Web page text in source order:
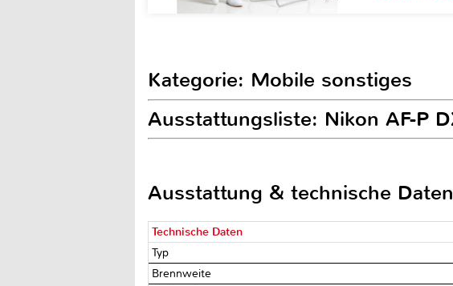
Kategorie: Mobile sonstiges
Ausstattungsliste: Nikon AF-P
Ausstattung & technische Daten
Technische Daten
Typ
Brennweite